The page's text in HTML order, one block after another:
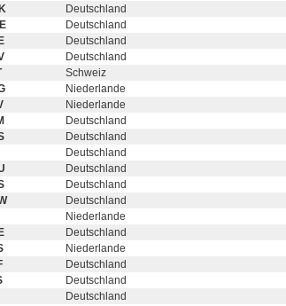
Deutschland
Deutschland
Deutschland
Deutschland
Schweiz
Niederlande
Niederlande
Deutschland
Deutschland
Deutschland
Deutschland
Deutschland
Deutschland
Niederlande
Deutschland
Niederlande
Deutschland
Deutschland
Deutschland